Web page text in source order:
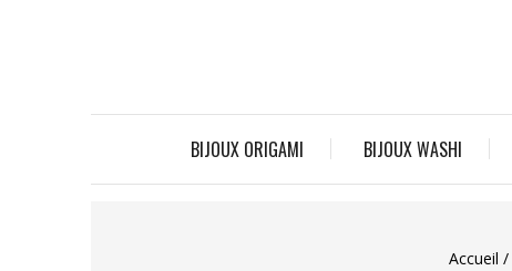
BIJOUX ORIGAMI BIJOUX WASHI
Accueil